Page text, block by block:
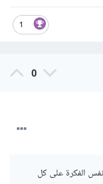
1
0
الفكرة على كل